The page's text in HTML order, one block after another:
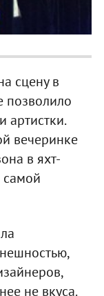
сцену в
позволило
артистки.
вечеринке
в яхт-
самой
не вкуса.